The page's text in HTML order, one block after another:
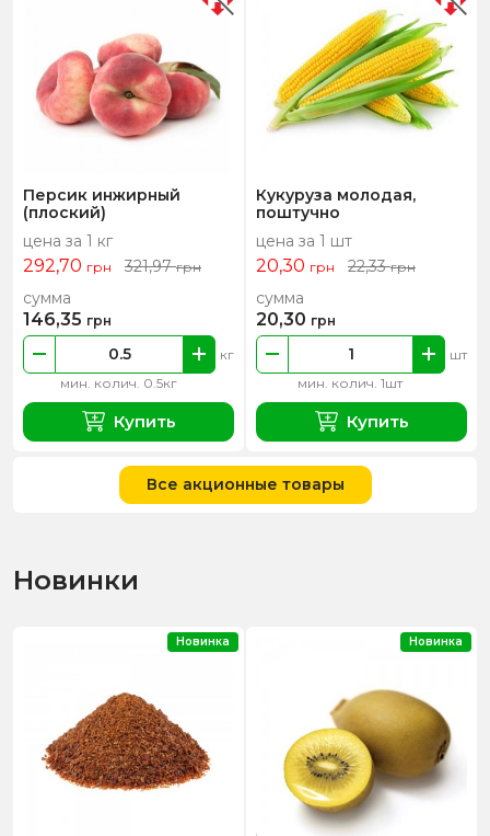
Персик инжирный
(плоский)
цена за 1 кг
292,70 грн 321,97грн
мин. колич. 0.5кг
кг
сумма
146,35 грн
Купить
Кукуруза молодая,
поштучно
цена за 1 шт
20,30 грн 22,33грн
мин. колич. 1шт
шт
сумма
20,30 грн
Купить
Все акционные товары
Новинки
Новинка Новинка